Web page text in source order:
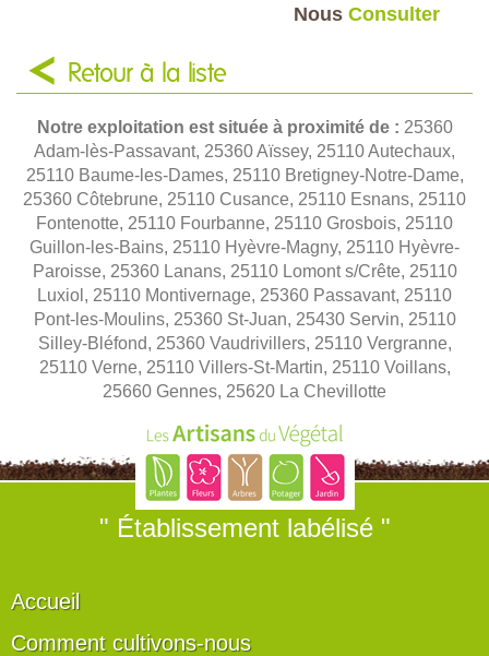
Nous Consulter
Retour à la liste
Notre exploitation est située à proximité de : 25360
Adam-lès-Passavant, 25360 Aïssey, 25110 Autechaux,
25110 Baume-les-Dames, 25110 Bretigney-Notre-Dame,
25360 Côtebrune, 25110 Cusance, 25110 Esnans, 25110
Fontenotte, 25110 Fourbanne, 25110 Grosbois, 25110
Guillon-les-Bains, 25110 Hyèvre-Magny, 25110 Hyèvre-
Paroisse, 25360 Lanans, 25110 Lomont s/Crête, 25110
Luxiol, 25110 Montivernage, 25360 Passavant, 25110
Pont-les-Moulins, 25360 St-Juan, 25430 Servin, 25110
Silley-Bléfond, 25360 Vaudrivillers, 25110 Vergranne,
25110 Verne, 25110 Villers-St-Martin, 25110 Voillans,
25660 Gennes, 25620 La Chevillotte
" Établissement labélisé "
Accueil
Comment cultivons-nous